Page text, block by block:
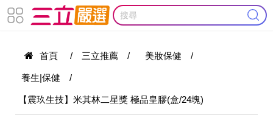
首頁 / 三立推薦 / 美妝保健 /
養生|保健 /
【震玖生技】米其林二星獎 極品皇膠(盒/24塊)